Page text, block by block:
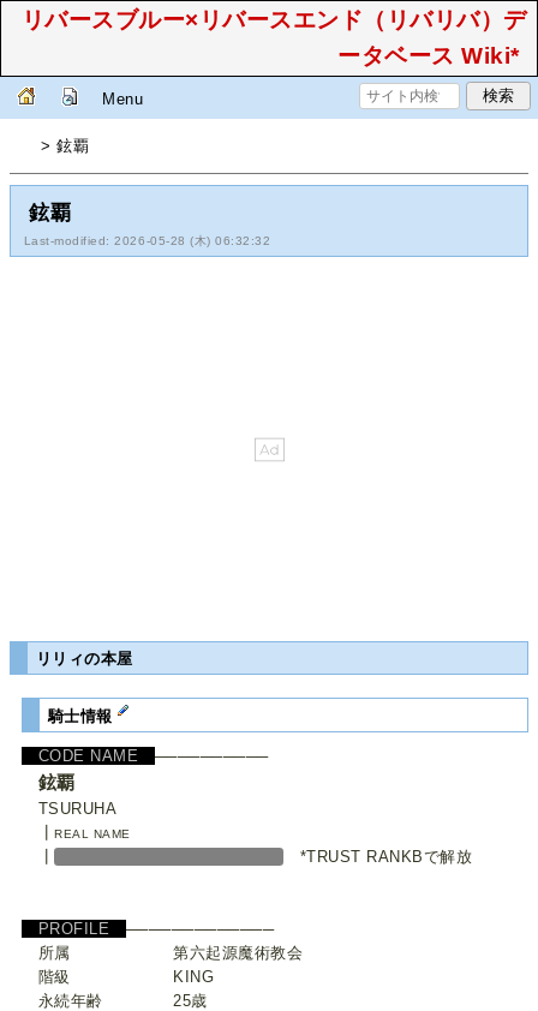
リバースブルー×リバースエンド（リバリバ）デ
ータベース Wiki*
Menu
> 鉉覇
鉉覇
Last-modified: 2026-05-28 (木) 06:32:32
リリィの本屋
騎士情報
CODE NAME ──────────
鉉覇
TSURUHA
┃REAL NAME
┃ *TRUST RANKBで解放
PROFILE ─────────────
所属 第六起源魔術教会
階級 KING
永続年齢 25歳